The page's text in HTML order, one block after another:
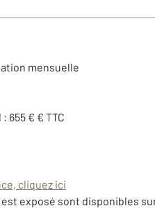
mensuelle
655 € € TTC
cliquez ici
exposé sont disponibles